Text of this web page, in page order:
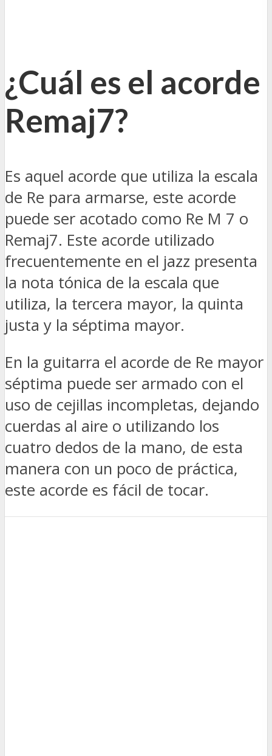
¿Cuál es el acorde
Remaj7?
Es aquel acorde que utiliza la escala
de Re para armarse, este acorde
puede ser acotado como Re M 7 o
Remaj7. Este acorde utilizado
frecuentemente en el jazz presenta
la nota tónica de la escala que
utiliza, la tercera mayor, la quinta
justa y la séptima mayor.
En la guitarra el acorde de Re mayor
séptima puede ser armado con el
uso de cejillas incompletas, dejando
cuerdas al aire o utilizando los
cuatro dedos de la mano, de esta
manera con un poco de práctica,
este acorde es fácil de tocar.